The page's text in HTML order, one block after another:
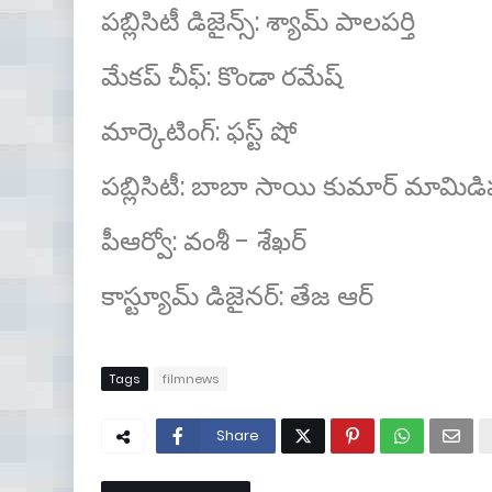
పబ్లిసిటీ డిజైన్స్: శ్యామ్ పాలపర్తి
మేకప్ చీఫ్: కొండా రమేష్
మార్కెటింగ్: ఫస్ట్ షో
పబ్లిసిటీ: బాబా సాయి కుమార్
పీఆర్వో: వంశీ - శేఖర్
కాస్ట్యూమ్ డిజైనర్: తేజ ఆర్
Tags filmnews
Share